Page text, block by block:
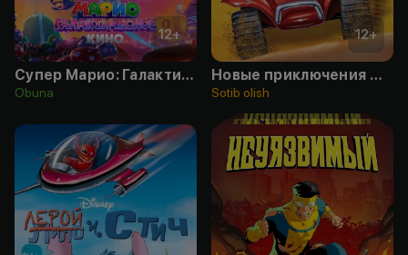
12+
Супер Марио: Галактическое кино
Obuna
12+
Новые приключения Стича
Sotib olish